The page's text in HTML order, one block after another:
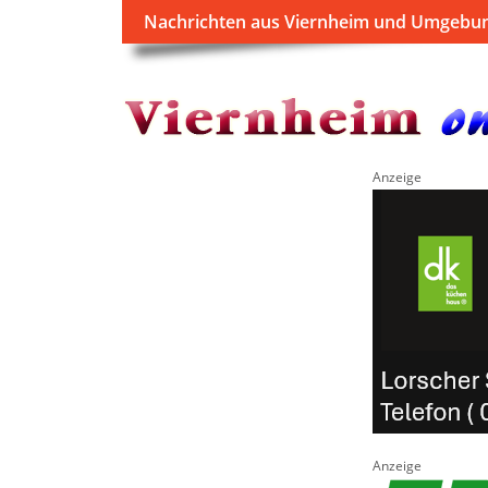
Nachrichten aus Viernheim und
Anzeige
Anzeige